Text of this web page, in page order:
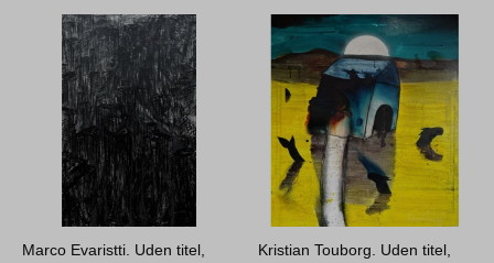
Marco Evaristti. Uden titel,
Kristian Touborg. Uden titel,